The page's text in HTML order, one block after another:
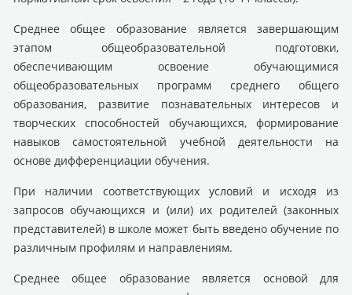
Среднее общее образование является завершающим
этапом общеобразовательной подготовки,
обеспечивающим освоение обучающимися
общеобразовательных программ среднего общего
образования, развитие познавательных интересов и
творческих способностей обучающихся, формирование
навыков самостоятельной учебной деятельности на
основе дифференциации обучения.
При наличии соответствующих условий и исходя из
запросов обучающихся и (или) их родителей (законных
представителей) в школе может быть введено обучение по
различным профилям и направлениям.
Среднее общее образование является основой для